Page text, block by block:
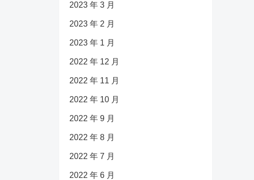
2023 年 3 月
2023 年 2 月
2023 年 1 月
2022 年 12 月
2022 年 11 月
2022 年 10 月
2022 年 9 月
2022 年 8 月
2022 年 7 月
2022 年 6 月